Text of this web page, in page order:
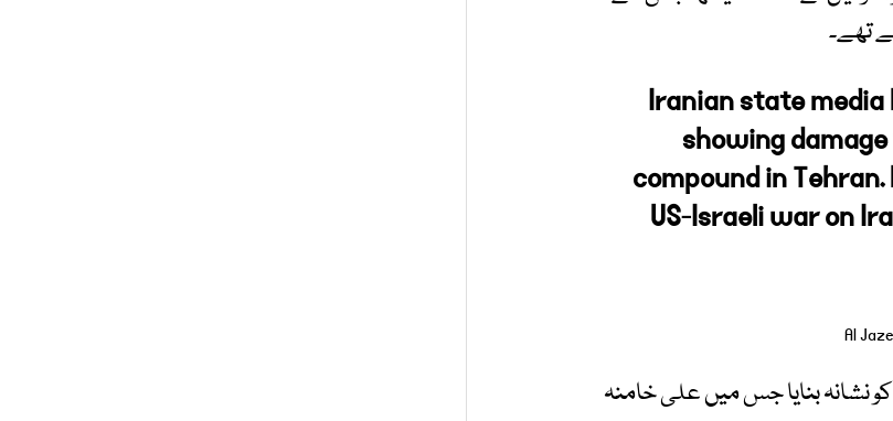
تھے۔
Iranian state
showing
compound in
US-Israeli war on
رہائش گاہ کو نشانہ بنایا جس میں علی خامنہ